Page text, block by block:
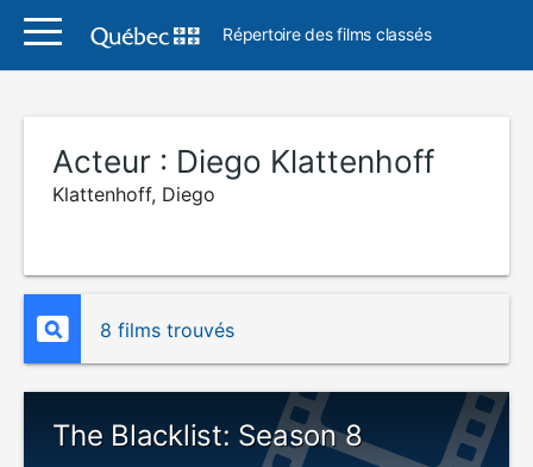
Répertoire des films classés
Acteur : Diego Klattenhoff
Klattenhoff, Diego
8 films trouvés
The Blacklist: Season 8